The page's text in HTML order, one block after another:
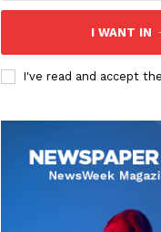
I WANT IN
I've read and accept the